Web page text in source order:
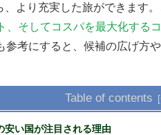
より充実した旅ができます。
、そしてコスパを最大化する
参考にすると、候補の広げ方
Table of contents
安い国が注目される理由